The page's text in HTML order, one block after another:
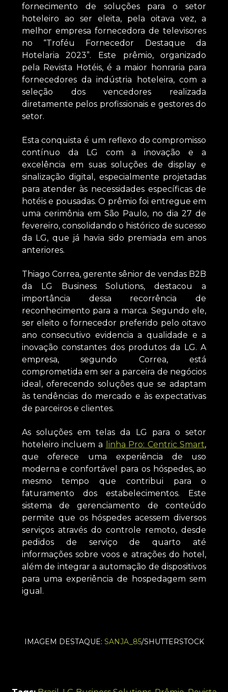
fornecimento de soluções para o setor
hoteleiro ao ser eleita, pela oitava vez, a
melhor empresa fornecedora de televisores
no “Troféu Fornecedor Destaque da
Hotelaria 2023”. Este prêmio, organizado
pela Revista Hotéis, é a maior honraria para
fornecedores da indústria hoteleira, com a
seleção dos vencedores realizada
diretamente pelos profissionais e gestores do
setor.
Esta conquista é um reflexo do compromisso
contínuo da LG com a inovação e a
excelência em suas soluções de display e
sinalização digital, especialmente projetadas
para atender às necessidades específicas de
hotéis e pousadas. O prêmio foi entregue em
uma cerimônia em São Paulo, no dia 27 de
fevereiro, consolidando o histórico de sucesso
da LG, que já havia sido premiada em anos
anteriores.
Thiago Correa, gerente sênior de vendas B2B
da LG Business Solutions, destacou a
importância dessa recorrência de
reconhecimento para a marca. Segundo ele,
ser eleito o fornecedor preferido pelo oitavo
ano consecutivo evidencia a qualidade e a
inovação constantes dos produtos da LG. A
empresa, segundo Correa, está
comprometida em ser a parceira de negócios
ideal, oferecendo soluções que se adaptam
às tendências do mercado e às expectativas
de parceiros e clientes.
As soluções em telas da LG para o setor
hoteleiro incluem a
linha Pro: Centric Smart,
que oferece uma experiência de uso
moderna e confortável para os hóspedes, ao
mesmo tempo que contribui para o
faturamento dos estabelecimentos. Este
sistema de gerenciamento de conteúdo
permite que os hóspedes acessem diversos
serviços através do controle remoto, desde
pedidos de serviço de quarto até
informações sobre voos e atrações do hotel,
além de integrar a automação de dispositivos
para uma experiência de hospedagem sem
igual.
IMAGEM DESTAQUE: SANJA_85/SHUTTERSTOCK